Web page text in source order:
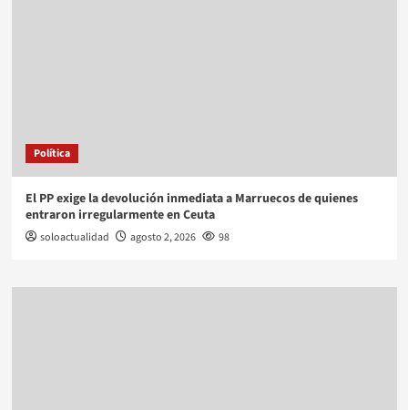
Política
El PP exige la devolución inmediata a Marruecos de quienes
entraron irregularmente en Ceuta
soloactualidad agosto 2, 2026 98